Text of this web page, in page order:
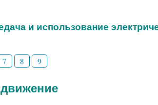
и использование
7 8 9